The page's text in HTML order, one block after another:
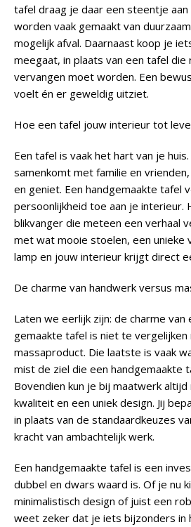
tafel draag je daar een steentje
worden vaak gemaakt van
mogelijk afval. Daarnaast koop je
meegaat, in plaats van een tafel die
vervangen moet worden. Een
voelt én er geweldig uitziet.
Hoe een tafel jouw interieur tot
Een tafel is vaak het hart van je
samenkomt met familie en
en geniet. Een handgemaakte tafel
persoonlijkheid toe aan je interieur.
blikvanger die meteen een verhaal
met wat mooie stoelen, een unieke
lamp en jouw interieur krijgt direct
De charme van handwerk versus
Laten we eerlijk zijn: de charme van
gemaakte tafel is niet te vergelijken
massaproduct. Die laatste is vaak
mist de ziel die een handgemaakte
Bovendien kun je bij maatwerk
kwaliteit en een uniek design. Jij
in plaats van de standaardkeuzes
kracht van ambachtelijk werk.
Een handgemaakte tafel is een
dubbel en dwars waard is. Of je nu
minimalistisch design of juist een
weet zeker dat je iets bijzonders in